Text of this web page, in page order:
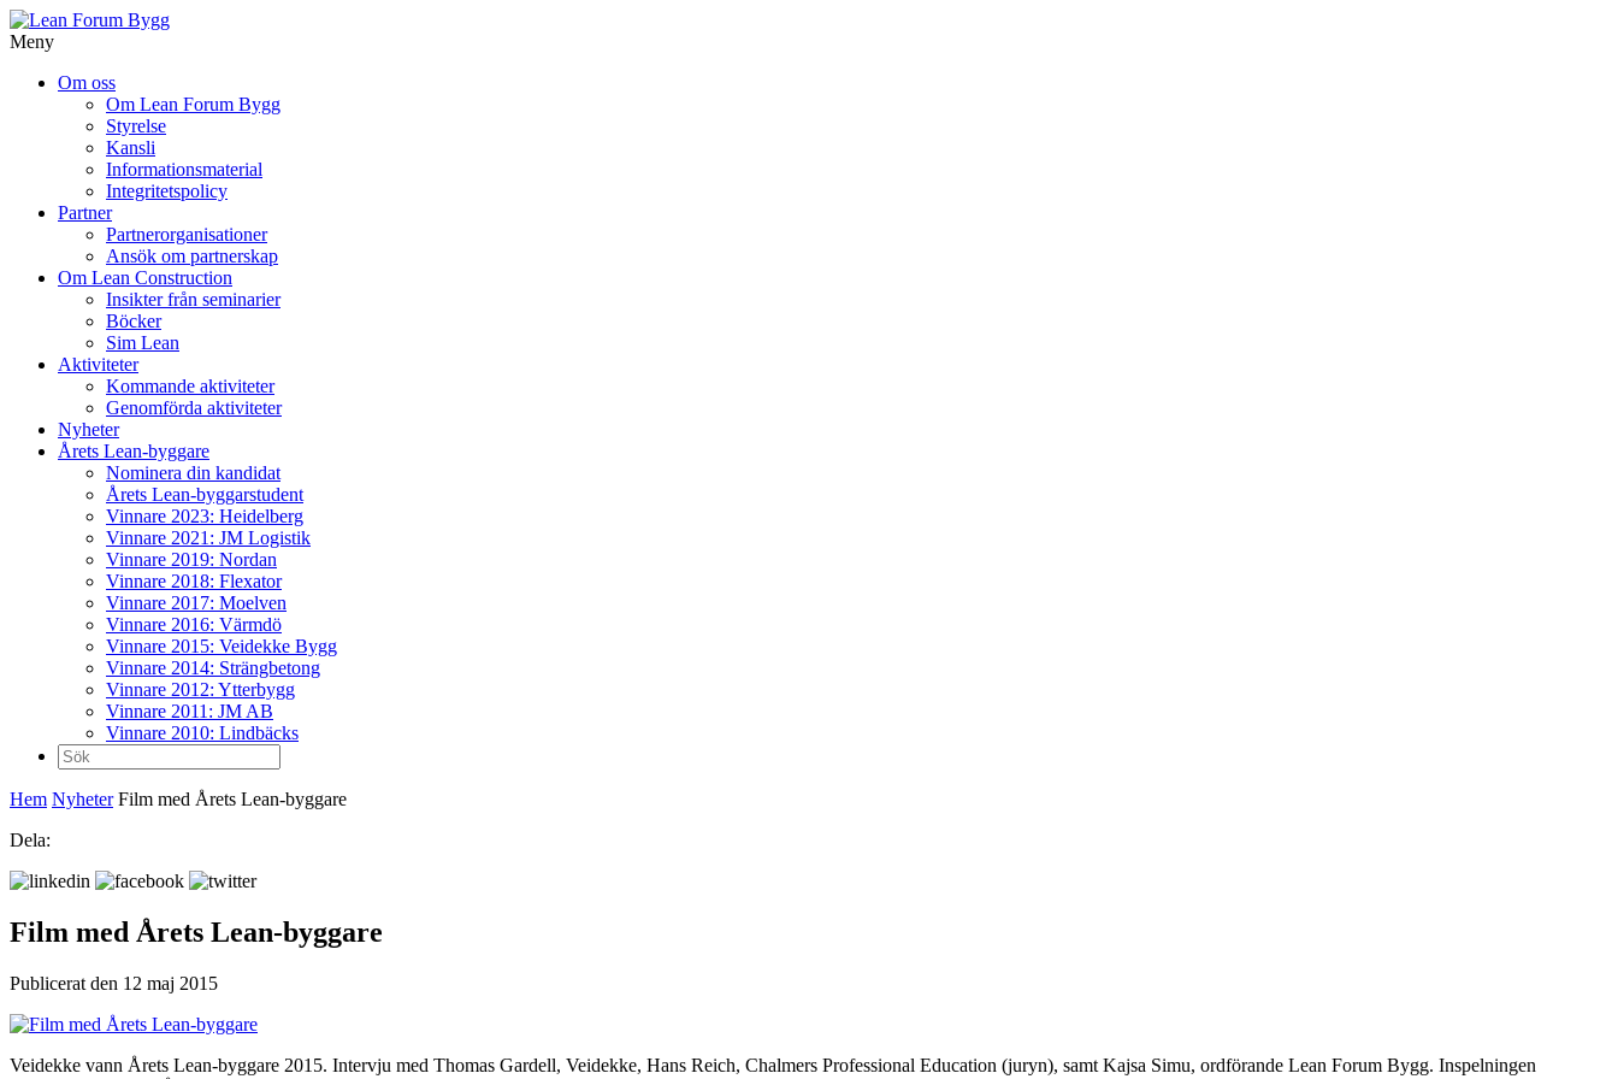
Meny
Om oss
Om Lean Forum Bygg
Styrelse
Kansli
Informationsmaterial
Integritetspolicy
Partner
Partnerorganisationer
Ansök om partnerskap
Om Lean Construction
Insikter från seminarier
Böcker
Sim Lean
Aktiviteter
Kommande aktiviteter
Genomförda aktiviteter
Nyheter
Årets Lean-byggare
Nominera din kandidat
Årets Lean-byggarstudent
Vinnare 2023: Heidelberg
Vinnare 2021: JM Logistik
Vinnare 2019: Nordan
Vinnare 2018: Flexator
Vinnare 2017: Moelven
Vinnare 2016: Värmdö
Vinnare 2015: Veidekke Bygg
Vinnare 2014: Strängbetong
Vinnare 2012: Ytterbygg
Vinnare 2011: JM AB
Vinnare 2010: Lindbäcks
Sök
efter:
Hem Nyheter Film med Årets Lean-byggare
Dela:
Film med Årets Lean-byggare
Publicerat den 12 maj 2015
Veidekke vann Årets Lean-byggare 2015. Intervju med Thomas Gardell, Veidekke, Hans Reich, Chalmers Professional Education (juryn), samt Kajsa Simu, ordförande Lean Forum Bygg. Inspelningen